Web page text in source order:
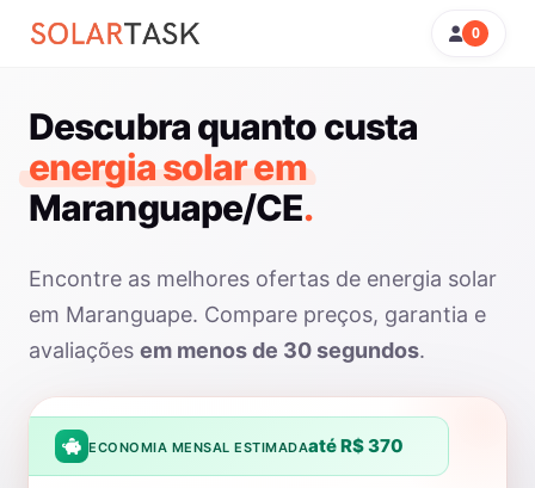
0
Descubra quanto custa
energia solar em
Maranguape/CE.
Encontre as melhores ofertas de energia solar
em Maranguape. Compare preços, garantia e
avaliações em menos de 30 segundos.
ECONOMIA MENSAL ESTIMADAaté R$ 370